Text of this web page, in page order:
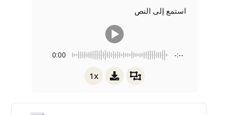
استمع إلى النص
0:00 -:--
1x